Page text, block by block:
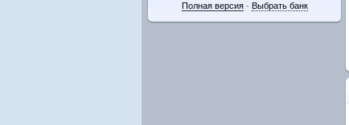
Полная версия· Выбрать банк